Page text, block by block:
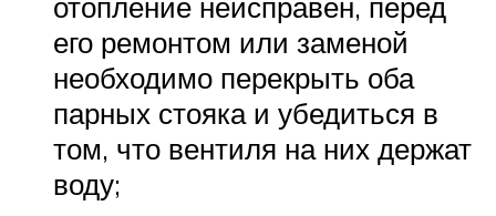
его ремонтом или заменой
необходимо перекрыть оба
парных стояка и убедиться в
том, что вентиля на них держат
воду;